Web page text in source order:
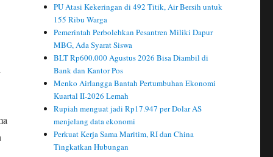
PU Atasi Kekeringan di 492 Titik, Air Bersih untuk
155 Ribu Warga
Pemerintah Perbolehkan Pesantren Miliki Dapur
MBG, Ada Syarat Siswa
BLT Rp600.000 Agustus 2026 Bisa Diambil di
Bank dan Kantor Pos
Menko Airlangga Bantah Pertumbuhan Ekonomi
Kuartal II-2026 Lemah
Rupiah menguat jadi Rp17.947 per Dolar AS
menjelang data ekonomi
Perkuat Kerja Sama Maritim, RI dan China
Tingkatkan Hubungan